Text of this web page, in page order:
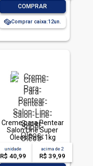
COMPRAR
Comprar caixa:12
Creme para Pentear
Salon Line Super
Óleos Pote 1kg
unidade
R$ 40,99
acima de2
R$ 39,99